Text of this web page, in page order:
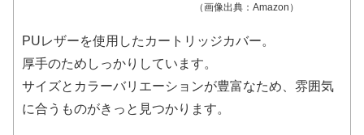
（画像出典：Amazon）
PUレザーを使用したカートリッジカバー。
厚手のためしっかりしています。
サイズとカラーバリエーションが豊富なため、雰囲気
に合うものがきっと見つかります。